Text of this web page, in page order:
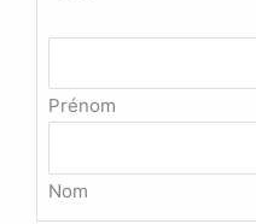
Prénom
Nom